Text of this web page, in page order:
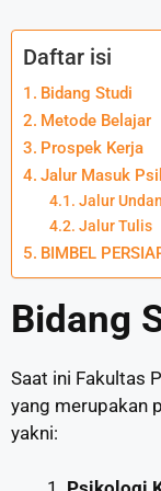
Daftar isi
Bidang Studi
Metode Belajar
Prospek Kerja
Jalur Masuk
Jalur
Jalur Tulis
BIMBEL
Bidang
Saat ini Fakultas
yang merupakan
yakni: